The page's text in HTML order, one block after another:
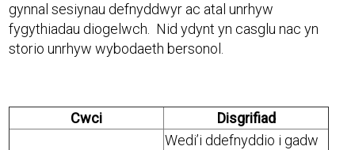
gynnal sesiynau defnyddwyr ac atal unrhyw
fygythiadau diogelwch. Nid ydynt yn casglu nac yn
storio unrhyw wybodaeth bersonol.
Cwci Disgrifiad
Wedi’i ddefnyddio i gadw